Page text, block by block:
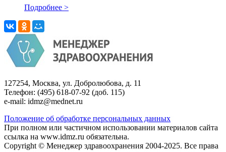
Подробнее >
127254, Москва, ул. Добролюбова, д. 11
Телефон: (495) 618-07-92 (доб. 115)
e-mail: idmz@mednet.ru
Положение об обработке персональных данных
При полном или частичном использовании материалов сайта
ссылка на www.idmz.ru обязательна.
Copyright © Менеджер здравоохранения 2004-2025. Все права